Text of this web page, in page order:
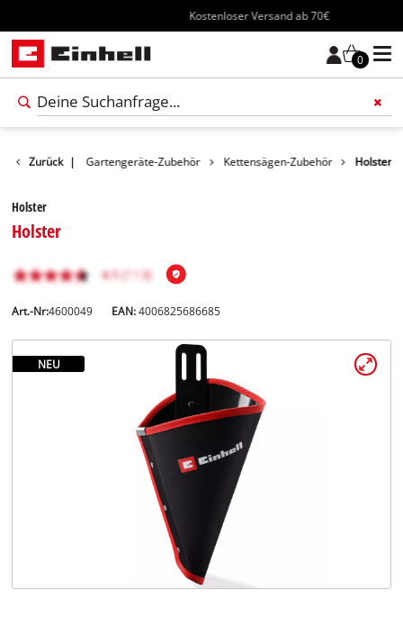
Kostenloser Versand ab 70€
0
Zurück |
Zubehör Gartengeräte-Zubehör Kettensägen-Zubehör Holster
Holster
Holster
Art.-Nr:4600049 EAN:4006825686685
NEU